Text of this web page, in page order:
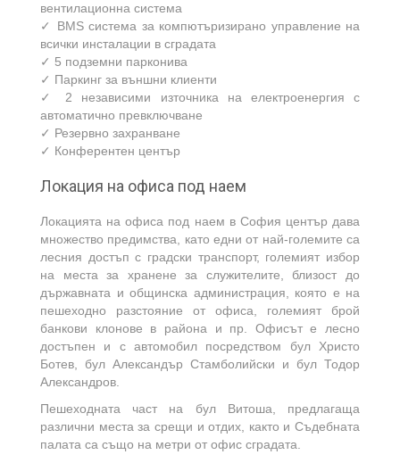
вентилационна система
✓ BMS система за компютъризирано управление на
всички инсталации в сградата
✓ 5 подземни парконива
✓ Паркинг за външни клиенти
✓ 2 независими източника на електроенергия с
автоматично превключване
✓ Резервно захранване
✓ Конферентен център
Локация на офиса под наем
Локацията на офиса под наем в София център дава
множество предимства, като едни от най-големите са
лесния достъп с градски транспорт, големият избор
на места за хранене за служителите, близост до
държавната и общинска администрация, която е на
пешеходно разстояние от офиса, големият брой
банкови клонове в района и пр. Офисът е лесно
достъпен и с автомобил посредством бул Христо
Ботев, бул Александър Стамболийски и бул Тодор
Александров.
Пешеходната част на бул Витоша, предлагаща
различни места за срещи и отдих, както и Съдебната
палата са също на метри от офис сградата.